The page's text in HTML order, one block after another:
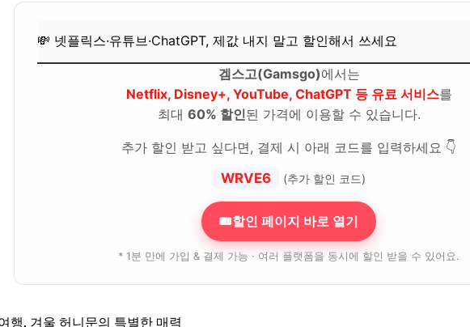
💸 넷플릭스·유튜브·ChatGPT, 제값 내지 말고 할인해서 쓰세요
🎁 요즘 다들 사는 “가성비 꿀템” 먼저 보고 가세요
💸 넷플릭스·유튜브·ChatGPT, 제값 내지 말고 할인해서 쓰세요
💸 넷플릭스·유튜브·ChatGPT, 제값 내지 말고 할인해서 쓰세요
겜스고(Gamsgo)에서는
Netflix, Disney+, YouTube, ChatGPT 등 유료 서비스를
최대 60% 할인된 가격에 이용할 수 있습니다.
추가 할인 받고 싶다면, 결제 시 아래 코드를 입력하세요 👇
WRVE6
(추가 할인 코드)
🎟할인 페이지 바로 열기
* 1분 만에 가입 & 결제 가능 · 여러 플랫폼을 동시에 할인 받을 수 있어요.